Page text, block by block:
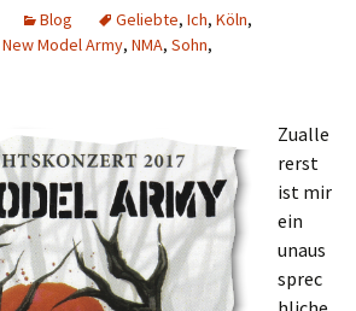
Blog Geliebte, Ich, Köln,
New Model Army, NMA, Sohn,
Zualle
rerst
ist mir
ein
unaus
sprec